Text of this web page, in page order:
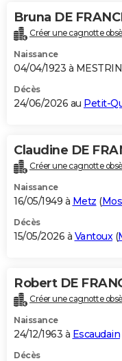
Carte de Noël
Carte Bonne année
Carte Saint-Valentin
Carte Pâques
Carte d'anniversaire
DICTIONNAIRE
Dictionnaire
Biographies
Citations
Expressions
Proverbes
PROGRAMME TV
S'inscrire
Se connecter
Lycées
Collèges
Primaires
Universités
Entreprises
Service militaire
Avis de recherche
AVIS DE DÉCÈS
Bricolage
Lifestyle
Culture
Sport
Auto
Television
Voyage
Cinema
Bruna DE
Créer une cagnotte
Naissance
04/04/1923 à
Décès
24/06/2026 au Petit-
Claudine DE
Créer une cagnotte
Naissance
16/05/1949 à Metz (
Décès
15/05/2026 à Vantoux(
Robert DE
Créer une cagnotte
Naissance
24/12/1963 à Escaudain
Décès